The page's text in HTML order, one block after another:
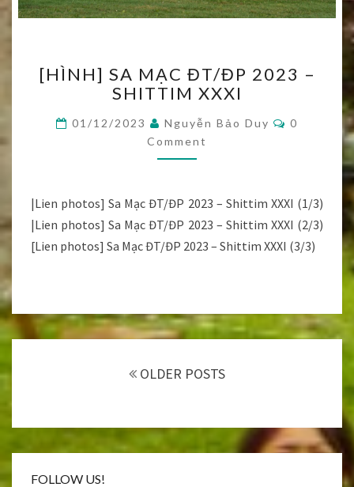
SA
MẠC
ĐP
2023
–
XXXI
[HÌNH] SA MẠC ĐT/ĐP 2023 –
SHITTIM XXXI
01/12/2023 Nguyễn Bảo Duy Comments
0
Comment
|Lien photos] Sa Mạc ĐT/ĐP 2023 – Shittim XXXI (1/3)
|Lien photos] Sa Mạc ĐT/ĐP 2023 – Shittim XXXI (2/3)
[Lien photos] Sa Mạc ĐT/ĐP 2023 – Shittim XXXI (3/3)
OLDER POSTS
FOLLOW US!